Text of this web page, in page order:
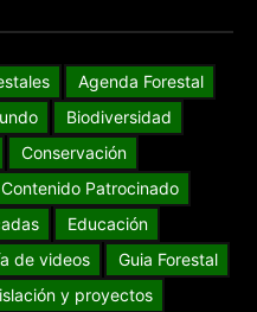
Agenda Forestal
Biodiversidad
Conservación
Contenido Patrocinado
Educación
de videos
Guia Forestal
y proyectos